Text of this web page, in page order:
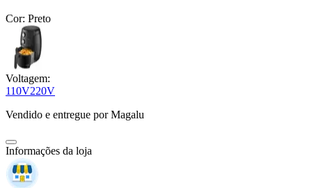
Cor: Preto
Voltagem:
110V220V
Vendido e entregue por Magalu
Informações da loja